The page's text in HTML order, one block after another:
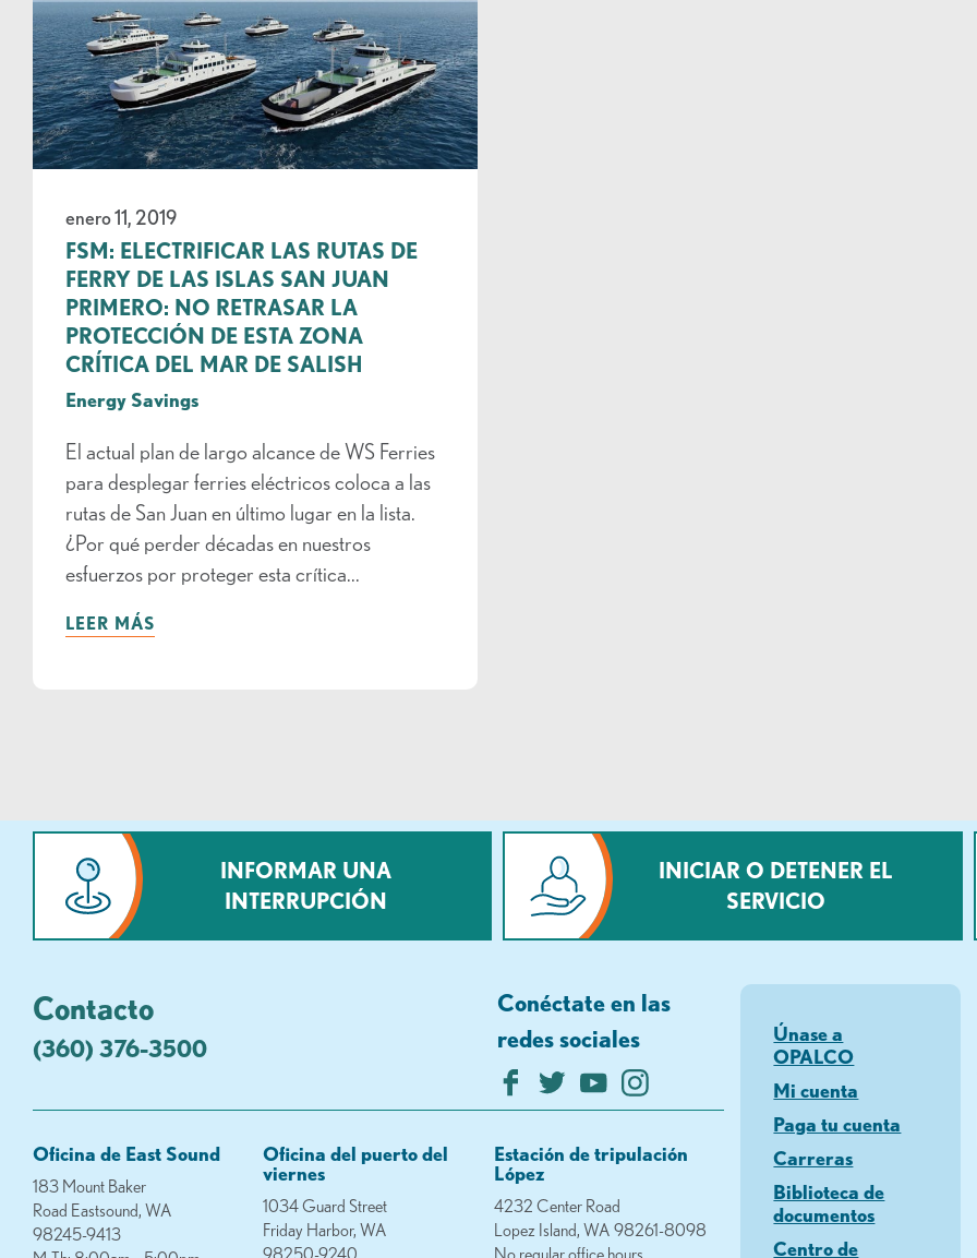
enero 11, 2019
FSM: ELECTRIFICAR LAS RUTAS DE
FERRY DE LAS ISLAS SAN JUAN
PRIMERO: NO RETRASAR LA
PROTECCIÓN DE ESTA ZONA
CRÍTICA DEL MAR DE SALISH
Energy Savings
El actual plan de largo alcance de WS Ferries
para desplegar ferries eléctricos coloca a las
rutas de San Juan en último lugar en la lista.
¿Por qué perder décadas en nuestros
esfuerzos por proteger esta crítica...
LEER MÁS
INFORMAR UNA
INTERRUPCIÓN
INICIAR O DETENER EL
SERVICIO
Contacto
(360) 376-3500
Conéctate en las
redes sociales
Oficina de East Sound
183 Mount Baker
Road Eastsound, WA
98245-9413
Oficina del puerto del
viernes
1034 Guard Street
Friday Harbor, WA
98250-9240
Estación de tripulación
López
4232 Center Road
Lopez Island, WA 98261-8098
No regular office hours
Únase a
OPALCO
Mi cuenta
Paga tu cuenta
Carreras
Biblioteca de
documentos
Centro de